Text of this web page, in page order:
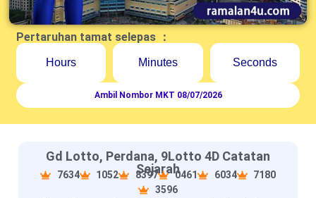
Pertaruhan tamat selepas ：
Hours Minutes Seconds
Ambil Nombor MKT 08/07/2026
Gd Lotto, Perdana, 9Lotto 4D Catatan
Sejarah
7634 1052 8397 0461 6034
7180
3596